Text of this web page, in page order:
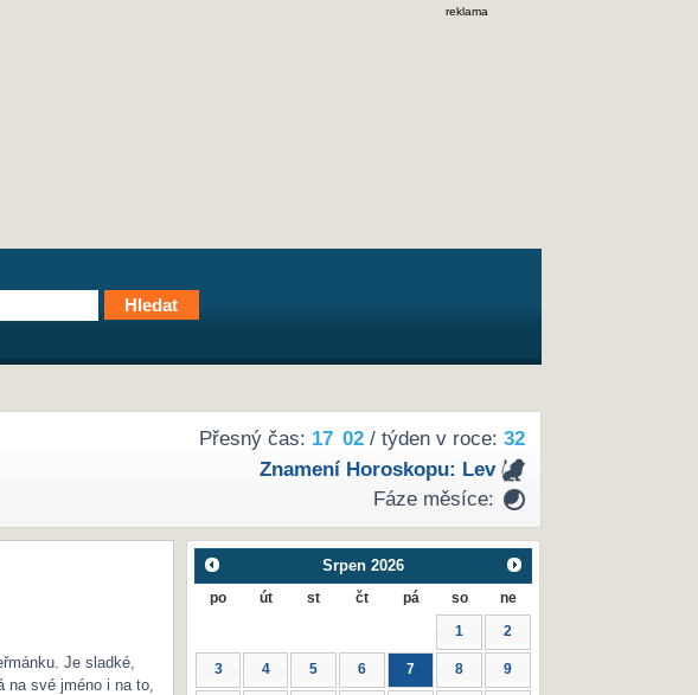
reklama
Přesný čas: 17 02/ týden v roce: 32
Znamení Horoskopu: Lev
Fáze měsíce:
Je sladké,
své jméno i na to,
Srpen 2026
po út st čt pá so ne
1 2
3 4 5 6 7 8 9